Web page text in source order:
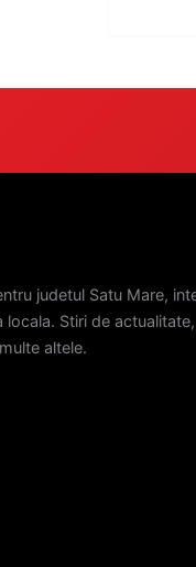
judetul Satu Mare,
Stiri de
altele.